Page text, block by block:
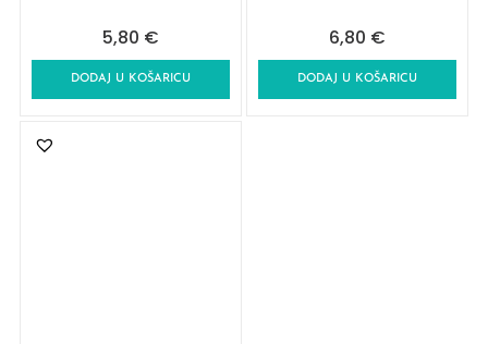
5,80 €
DODAJ U KOŠARICU
6,80 €
DODAJ U KOŠARICU